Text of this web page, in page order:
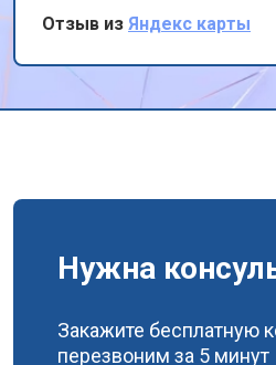
работает как новый. Ценю
профессионализм и
Спасибо!
Отзыв из Яндекс карты
Нужна
Закажите бесплатную
перезвоним за 5 минут